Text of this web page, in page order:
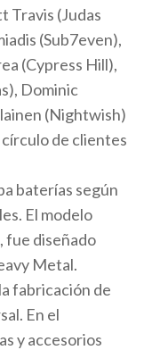
Travis (Judas
(Sub7even),
(Cypress Hill),
Dominic
(Nightwish)
de clientes
baterías según
El modelo
fue diseñado
Metal.
fabricación de
En el
y accesorios